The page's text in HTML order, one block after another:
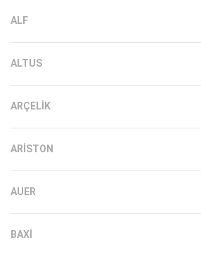
ALF
ALTUS
ARÇELIK
ARISTON
AUER
BAXI